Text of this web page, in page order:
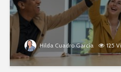
Hilda Cuadro García 125